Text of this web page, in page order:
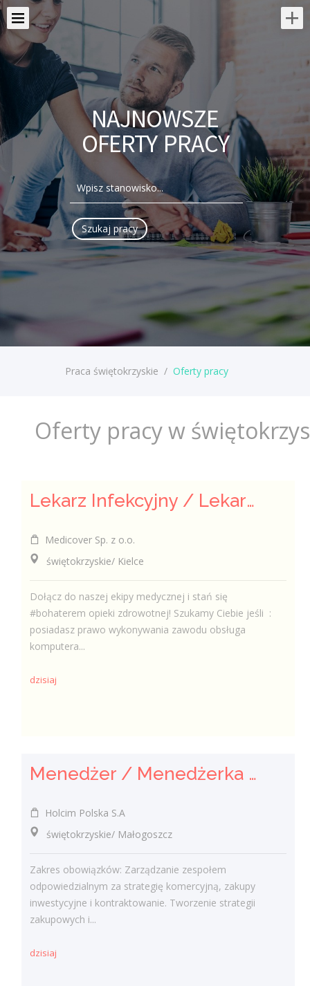
NAJNOWSZE
OFERTY PRACY
Praca świętokrzyskie / Oferty pracy
Oferty pracy w
Lekarz Infekcyjny / Lekarka Infekcyjna
Medicover Sp. z o.o.
świętokrzyskie/ Kielce
Dołącz do naszej ekipy medycznej i stań się
#bohaterem opieki zdrowotnej! Szukamy Ciebie jeśli ​ :
posiadasz prawo wykonywania zawodu obsługa
komputera...
dzisiaj
Menedżer / Menedżerka Zespołu Strategii Komercyjnej i Kontraktowania
Holcim Polska S.A
świętokrzyskie/ Małogoszcz
Zakres obowiązków: Zarządzanie zespołem
odpowiedzialnym za strategię komercyjną, zakupy
inwestycyjne i kontraktowanie. Tworzenie strategii
zakupowych i...
dzisiaj